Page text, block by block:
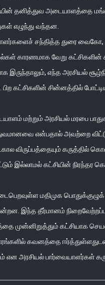
தனித்துவ அடையாளத்தை
எழுந்து வந்தன.
சந்தித்த துரை
காரணமாக வேறு கட்சிகளின்
இருந்தாலும், எந்த அரசியல்
பிற கட்சிகளின் சின்னத்தில்
மற்றும் அரசியல் மரபை
என்பதால் அவற்றை
விருப்பத்தையும் கருத்தில்
இல்லாமல் கட்சியின் நிரந்தர
மதிமுக
இந்த தீர்மானம்
முன்னிறுத்தும் கட்சியாக
கவனத்தை
என அரசியல் பார்வையாளர்கள்